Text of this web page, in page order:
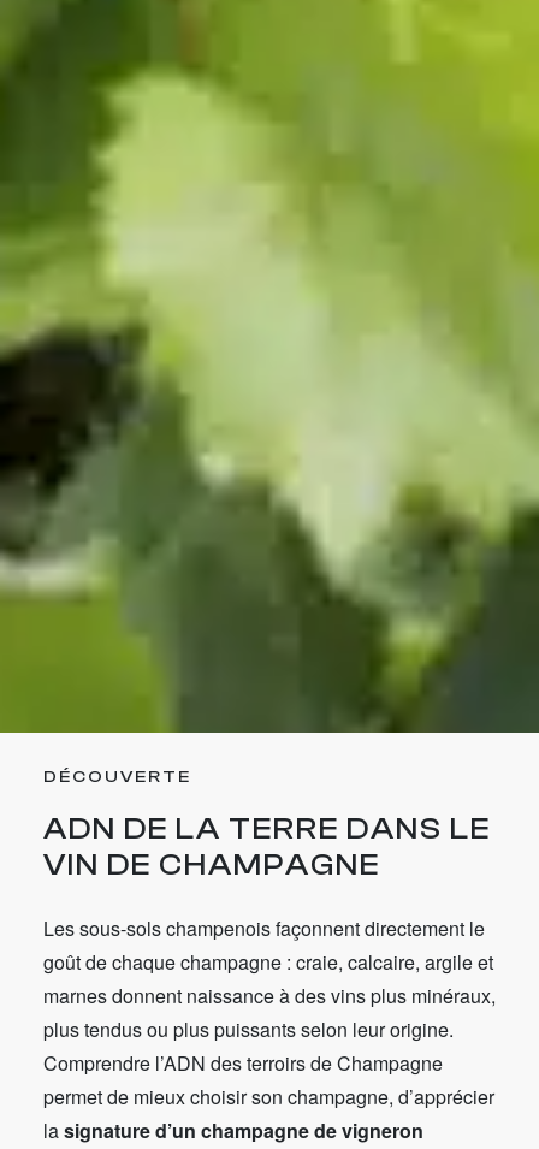
DÉCOUVERTE
ADN DE LA TERRE DANS LE
VIN DE CHAMPAGNE
Les sous-sols champenois façonnent directement le
goût de chaque champagne : craie, calcaire, argile et
marnes donnent naissance à des vins plus minéraux,
plus tendus ou plus puissants selon leur origine.
Comprendre l’ADN des terroirs de Champagne
permet de mieux choisir son champagne, d’apprécier
lasignature d’un champagne de vigneron